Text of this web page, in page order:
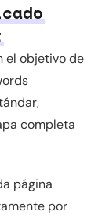
el objetivo de
completa
página
por